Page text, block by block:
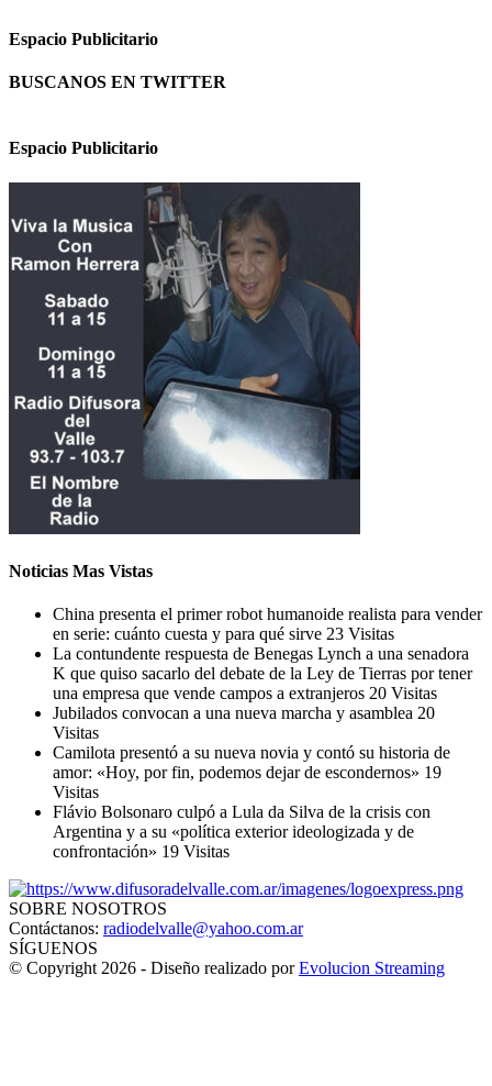
Espacio Publicitario
BUSCANOS EN TWITTER
Espacio Publicitario
Noticias Mas Vistas
China presenta el primer robot humanoide realista para vender
en serie: cuánto cuesta y para qué sirve 23 Visitas
La contundente respuesta de Benegas Lynch a una senadora
K que quiso sacarlo del debate de la Ley de Tierras por tener
una empresa que vende campos a extranjeros 20 Visitas
Jubilados convocan a una nueva marcha y asamblea 20
Visitas
Camilota presentó a su nueva novia y contó su historia de
amor: «Hoy, por fin, podemos dejar de escondernos» 19
Visitas
Flávio Bolsonaro culpó a Lula da Silva de la crisis con
Argentina y a su «política exterior ideologizada y de
confrontación» 19 Visitas
SOBRE NOSOTROS
Contáctanos: radiodelvalle@yahoo.com.ar
SÍGUENOS
© Copyright 2026 - Diseño realizado porEvolucion Streaming